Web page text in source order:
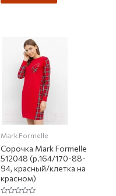
Mark Formelle
Сорочка Mark Formelle
512048 (р.164/170-88-
94, красный/клетка на
красном)